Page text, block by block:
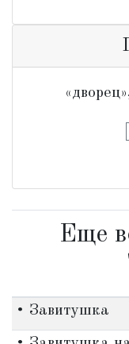
Еще
• Завитушка